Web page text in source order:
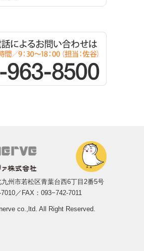
九州市若松区青葉台西6丁目2番5号
／FAX：093−742-7011
co.,ltd. All Right Reserved.